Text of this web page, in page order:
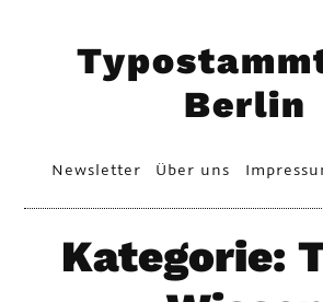
Berlin
Primary
Menu
Newsletter Über uns
Kategorie: